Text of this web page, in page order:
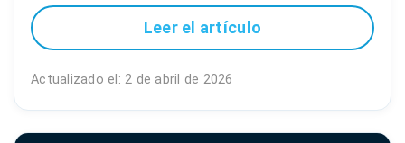
Leer el artículo
Actualizado el: 2 de abril de 2026